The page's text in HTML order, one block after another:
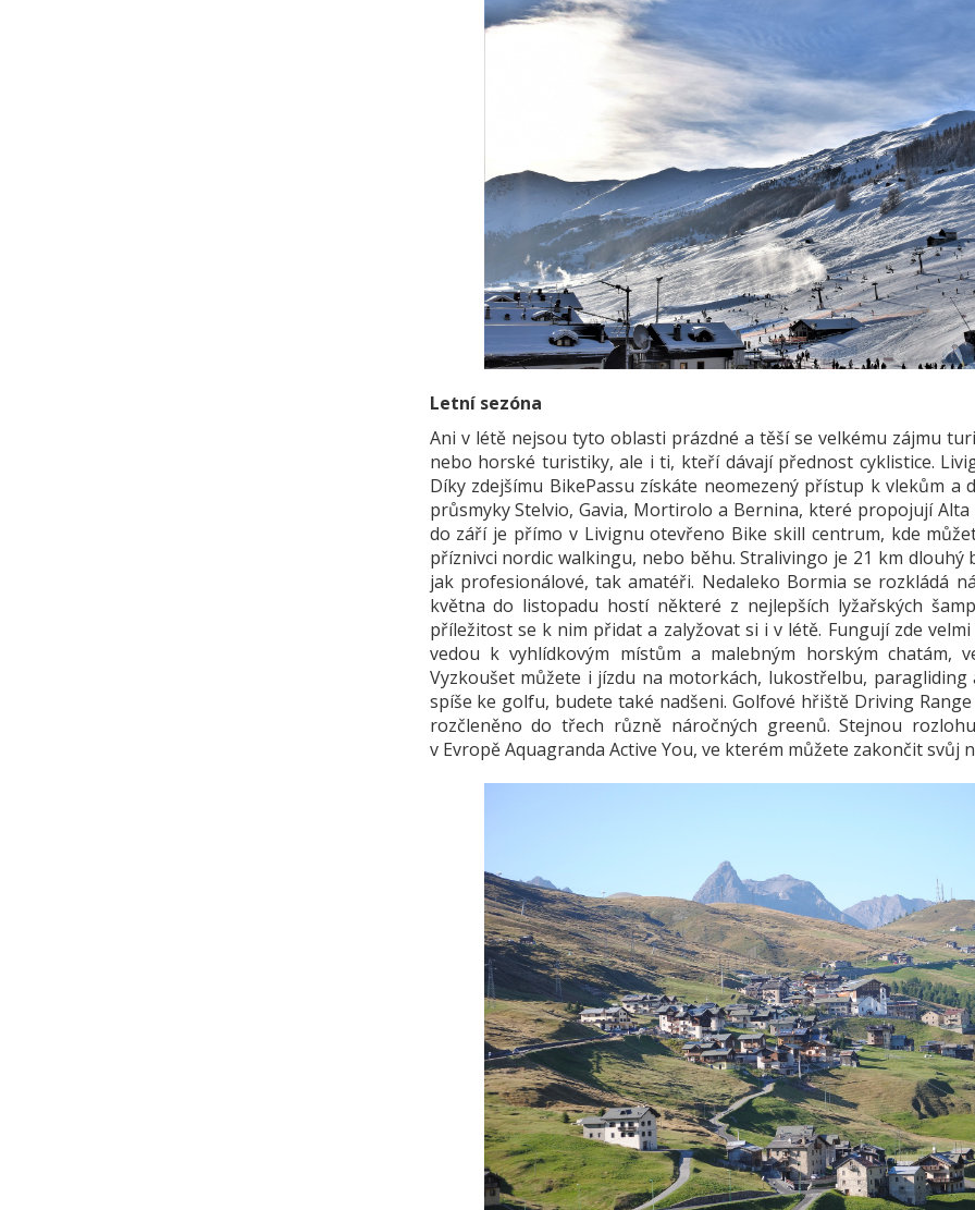
Letní sezóna
Ani v létě nejsou tyto oblasti prázdné a těší se velkému zájmu
nebo horské turistiky, ale i ti, kteří dávají přednost cyklistice.
Díky zdejšímu BikePassu získáte neomezený přístup k vlekům a
průsmyky Stelvio, Gavia, Mortirolo a Bernina, které propojují
do září je přímo v Livignu otevřeno Bike skill centrum, kde
příznivci nordic walkingu, nebo běhu. Stralivingo je 21 km
jak profesionálové, tak amatéři. Nedaleko Bormia se rozkládá
května do listopadu hostí některé z nejlepších lyžařských
příležitost se k nim přidat a zalyžovat si i v létě. Fungují zde
vedou k vyhlídkovým místům a malebným horským chatám,
Vyzkoušet můžete i jízdu na motorkách, lukostřelbu,
spíše ke golfu, budete také nadšeni. Golfové hřiště Driving
rozčleněno do třech různě náročných greenů. Stejnou
v Evropě Aquagranda Active You, ve kterém můžete zakončit svůj